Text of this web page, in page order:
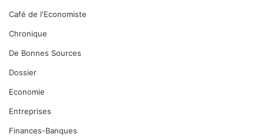
Café de l'Economiste
Chronique
De Bonnes Sources
Dossier
Economie
Entreprises
Finances-Banques